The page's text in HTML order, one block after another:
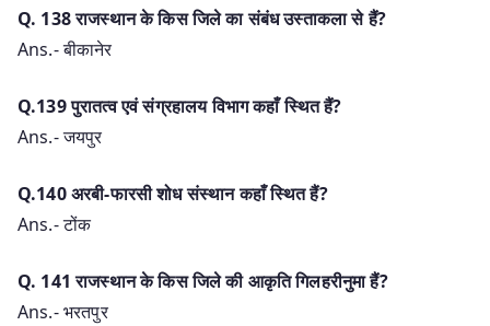
Q. 138 राजस्थान के किस जिले का संबंध उस्ताकला से हैं?
Ans.- बीकानेर
Q.139 पुरातत्व एवं संग्रहालय विभाग कहाँ स्थित हैं?
Ans.- जयपुर
Q.140 अरबी-फारसी शोध संस्थान कहाँ स्थित हैं?
Ans.- टोंक
Q. 141 राजस्थान के किस जिले की आकृति गिलहरीनुमा हैं?
Ans.- भरतपुर